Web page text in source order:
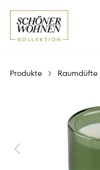
Produkte Raumdüfte